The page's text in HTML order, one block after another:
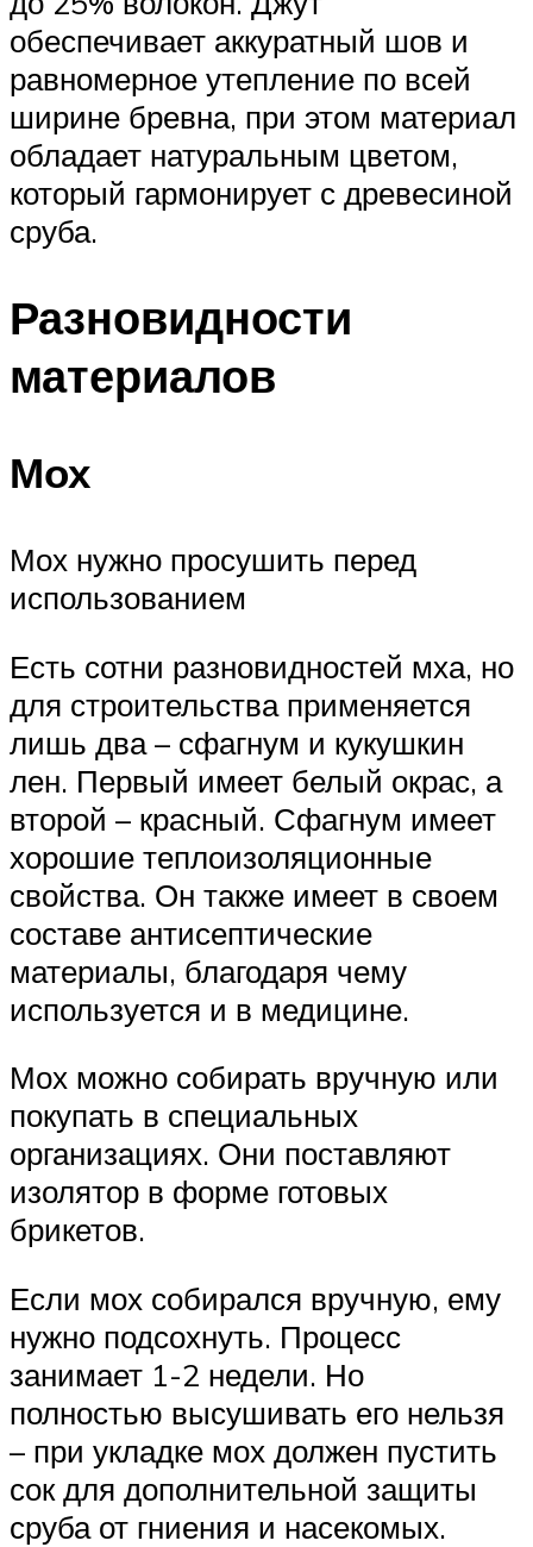
обеспечивает аккуратный шов и
равномерное утепление по всей
ширине бревна, при этом материал
обладает натуральным цветом,
который гармонирует с древесиной
сруба.
Разновидности
материалов
Мох
Мох нужно просушить перед
использованием
Есть сотни разновидностей мха, но
для строительства применяется
лишь два – сфагнум и кукушкин
лен. Первый имеет белый окрас, а
второй – красный. Сфагнум имеет
хорошие теплоизоляционные
свойства. Он также имеет в своем
составе антисептические
материалы, благодаря чему
используется и в медицине.
Мох можно собирать вручную или
покупать в специальных
организациях. Они поставляют
изолятор в форме готовых
брикетов.
Если мох собирался вручную, ему
нужно подсохнуть. Процесс
занимает 1-2 недели. Но
полностью высушивать его нельзя
– при укладке мох должен пустить
сок для дополнительной защиты
сруба от гниения и насекомых.